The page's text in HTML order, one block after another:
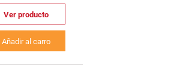
Ver producto
Añadir al carro